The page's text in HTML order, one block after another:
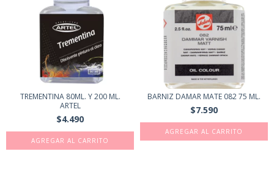
TREMENTINA 80ML. Y 200 ML.
ARTEL
$4.490
AGREGAR AL CARRITO
BARNIZ DAMAR MATE 082 75 ML.
$7.590